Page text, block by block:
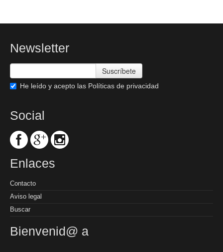
Newsletter
Suscríbete
He leído y acepto las Políticas de privacidad
Social
Enlaces
Contacto
Aviso legal
Buscar
Bienvenid@ a